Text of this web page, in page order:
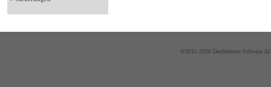
©2011-2026 Dachfenster Schweiz